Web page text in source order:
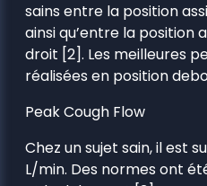
sains entre la position
ainsi qu’entre la position
droit [2]. Les meilleures
réalisées en position
Peak Cough Flow
Chez un sujet sain, il est
L/min. Des normes ont